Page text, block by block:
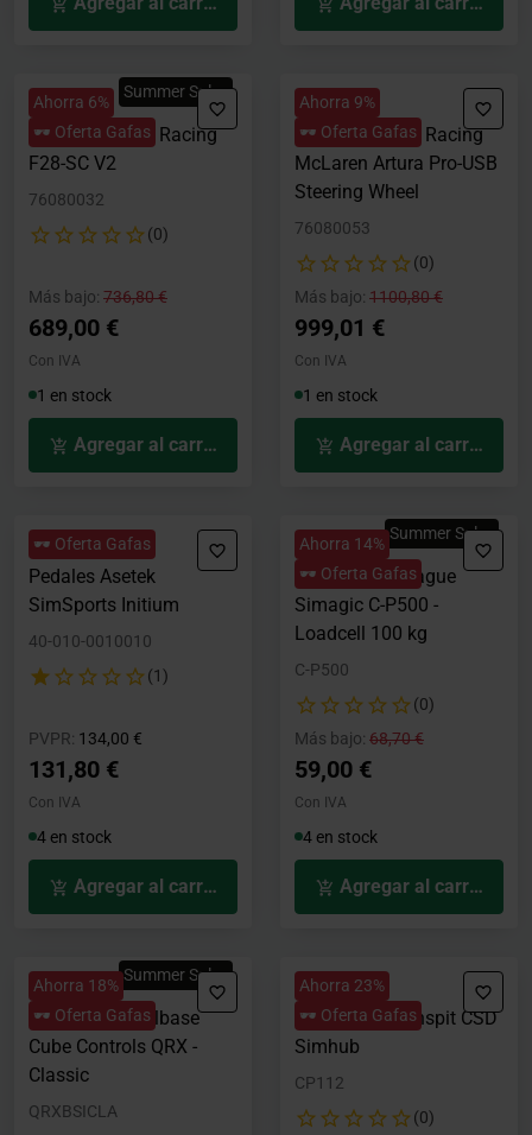
Ahorra 6%
🕶️ Oferta Gafas
Summer Sales
Volante Ascher Racing
F28-SC V2
76080032
(0)
Más bajo: Precio rebajado desde
736,80 €hasta
689,00 €
Con IVA
1 en stock
Agregar al carrito
Ahorra 9%
🕶️ Oferta Gafas
Volante Ascher Racing
McLaren Artura Pro-USB
Steering Wheel
76080053
(0)
Más bajo: Precio rebajado desde
1100,80 €hasta
999,01 €
Con IVA
1 en stock
Agregar al carrito
🕶️ Oferta Gafas
Pedales Asetek
SimSports Initium
40-010-0010010
(1)
PVPR: Precio rebajado desde
134,00 €
131,80 €
Con IVA
4 en stock
Agregar al carrito
Ahorra 14%
🕶️ Oferta Gafas
Summer Sales
Pedal de embrague
Simagic C-P500 -
Loadcell 100 kg
C-P500
(0)
Más bajo: Precio rebajado desde
68,70 €hasta
59,00 €
Con IVA
4 en stock
Agregar al carrito
Ahorra 18%
🕶️ Oferta Gafas
Summer Sales
Conector Wheelbase
Cube Controls QRX -
Classic
QRXBSICLA
Ahorra 23%
🕶️ Oferta Gafas
Dashboard Conspit CSD
Simhub
CP112
(0)